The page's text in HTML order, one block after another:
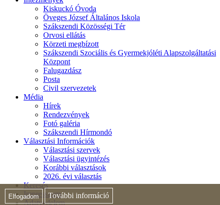
Elfogadom További információ
Kiskuckó Óvoda
Öveges József Általános Iskola
Szákszendi Közösségi Tér
Orvosi ellátás
Körzeti megbízott
Szákszendi Szociális és Gyermekjóléti Alapszolgáltatási
Központ
Falugazdász
Posta
Civil szervezetek
Média
Hírek
Rendezvények
Fotó galéria
Szákszendi Hírmondó
Választási Információk
Választási szervek
Választási ügyintézés
Korábbi választások
2026. évi választás
Keresés
Impresszum
Adatvédelem